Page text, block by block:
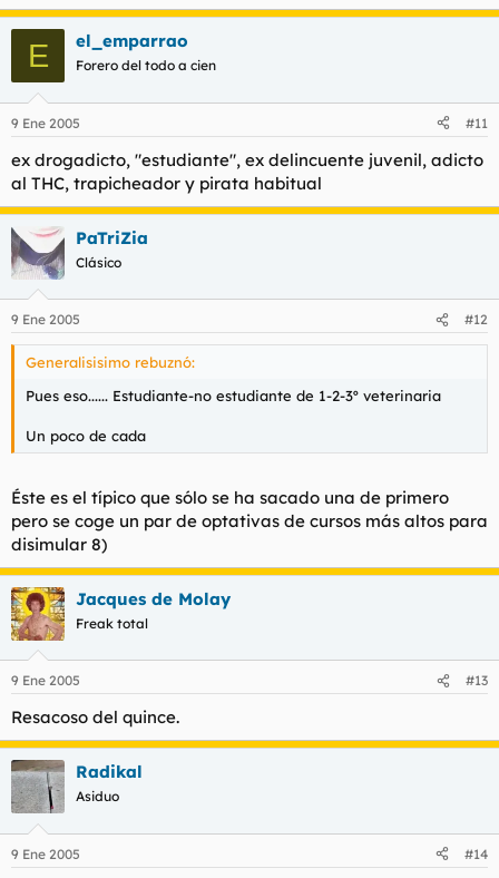
E el_emparrao
Forero del todo a cien
9 Ene 2005 #11
ex drogadicto, "estudiante", ex delincuente juvenil, adicto
al THC, trapicheador y pirata habitual
PaTriZia
Clásico
9 Ene 2005 #12
Generalisisimo rebuznó:
Pues eso...... Estudiante-no estudiante de 1-2-3º veterinaria
Un poco de cada
Éste es el típico que sólo se ha sacado una de primero
pero se coge un par de optativas de cursos más altos para
disimular 8)
Jacques de Molay
Freak total
9 Ene 2005 #13
Resacoso del quince.
Radikal
Asiduo
9 Ene 2005 #14